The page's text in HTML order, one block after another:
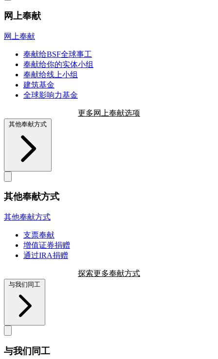
网上奉献
网上奉献
奉献给BSF全球事工
奉献给你的实体小组
奉献给线上小组
建筑基金
全球影响力基金
更多网上奉献选项
其他奉献方式
其他奉献方式
其他奉献方式
支票奉献
增值证券捐赠
通过IRA捐赠
探索更多奉献方式
与我们同工
与我们同工